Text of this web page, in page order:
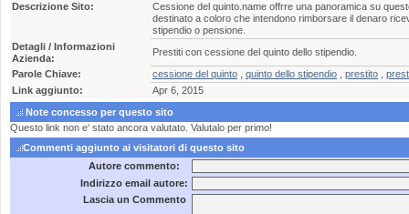
Descrizione Sito:
Cessione del quinto.name offrre una panoramica su
destinato a coloro che intendono rimborsare il denaro
stipendio o pensione.
Detagli / Informazioni
Azienda:
Prestiti con cessione del quinto dello stipendio.
Parole Chiave:
cessione del quinto quinto dello stipendio prestito
Link aggiunto:
Apr 6, 2015
Note concesso per questo sito
Questo link non e' stato ancora valutato. Valutalo per primo!
Commenti aggiunto ai visitatori di questo sito
Autore commento:
Indirizzo email autore:
Lascia un Commento